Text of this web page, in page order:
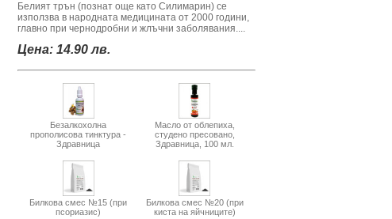
Белият трън (познат още като Силимарин) се
използва в народната медицината от 2000 години,
главно при чернодробни и жлъчни заболявания....
Цена: 14.90 лв.
Безалкохолна
прополисова тинктура -
Здравница
Масло от облепиха,
студено пресовано,
Здравница, 100 мл.
Билкова смес №15 (при
псориазис)
Билкова смес №20 (при
киста на яйчниците)